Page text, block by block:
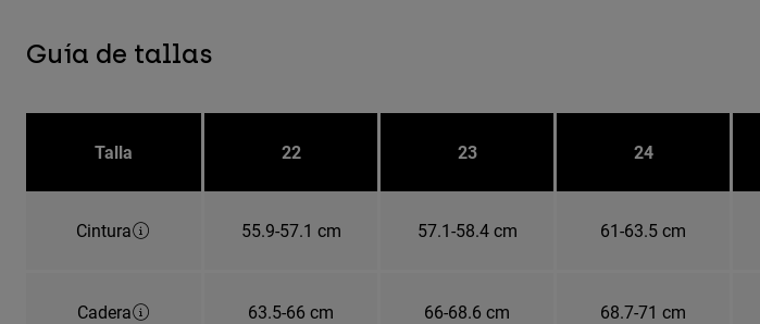
Guía de tallas
Talla 22 23 24
Cintura 55.9-57.1 cm 57.1-58.4 cm 61-63.5 cm
Cadera 63.5-66 cm 66-68.6 cm 68.7-71 cm